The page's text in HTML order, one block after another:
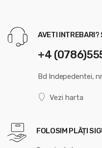
AVETI INTREBARI?
+4
Bd Indepedentei,
Vezi harta
FOLOSIM PLĂȚI